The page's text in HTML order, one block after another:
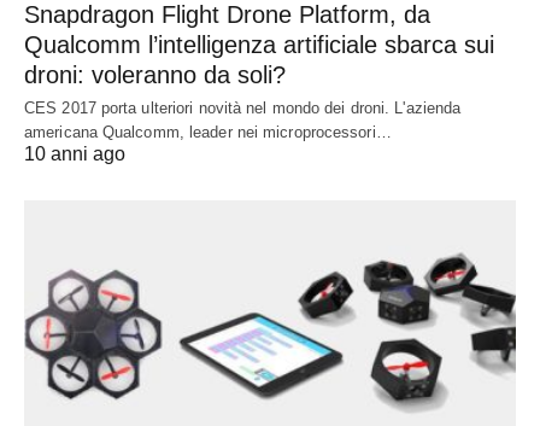
Snapdragon Flight Drone Platform, da
Qualcomm l’intelligenza artificiale sbarca sui
droni: voleranno da soli?
CES 2017 porta ulteriori novità nel mondo dei droni. L'azienda
americana Qualcomm, leader nei microprocessori…
10 anni ago